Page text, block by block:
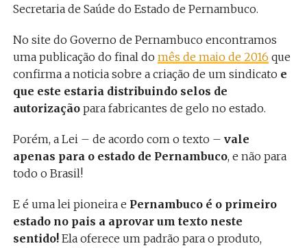
Secretaria de Saúde do Estado de Pernambuco.
No site do Governo de Pernambuco encontramos
uma publicação do final do mês de maio de 2016 que
confirma a noticia sobre a criação de um sindicato e
que este estaria distribuindo selos de
autorizaçãopara fabricantes de gelo no estado.
Porém, a Lei – de acordo com o texto – vale
apenas para o estado de Pernambuco, e não para
todo o Brasil!
E é uma lei pioneira e Pernambuco é o primeiro
estado no pais a aprovar um texto neste
sentido! Ela oferece um padrão para o produto,